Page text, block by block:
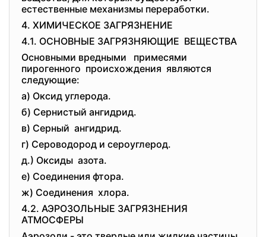
естественные механизмы переработки.
4. ХИМИЧЕСКОЕ ЗАГРЯЗНЕНИЕ
4.1. ОСНОВНЫЕ ЗАГРЯЗНЯЮЩИЕ ВЕЩЕСТВА
Основными вредными примесями
пирогенного происхождения являются
следующие:
а) Оксид углерода.
б) Сернистый ангидрид.
в) Серный ангидрид.
г) Сероводород и сероуглерод.
д.) Оксиды азота.
е) Соединения фтора.
ж) Соединения хлора.
4.2. АЭРОЗОЛЬНЫЕ ЗАГРЯЗНЕНИЯ
АТМОСФЕРЫ